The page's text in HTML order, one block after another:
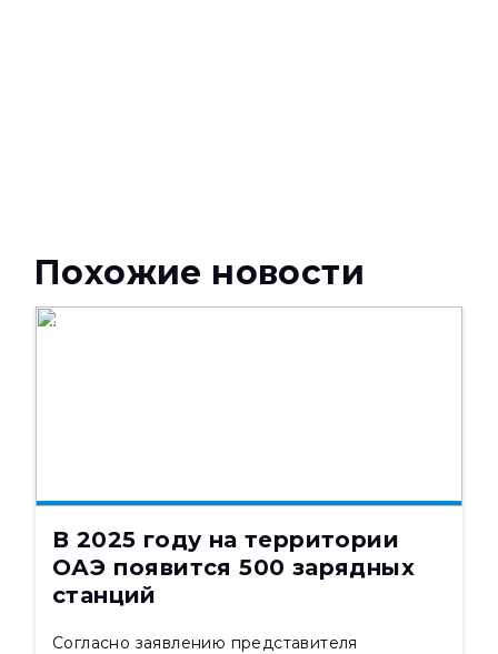
Похожие новости
В 2025 году на территории
ОАЭ появится 500 зарядных
станций
Согласно заявлению представителя